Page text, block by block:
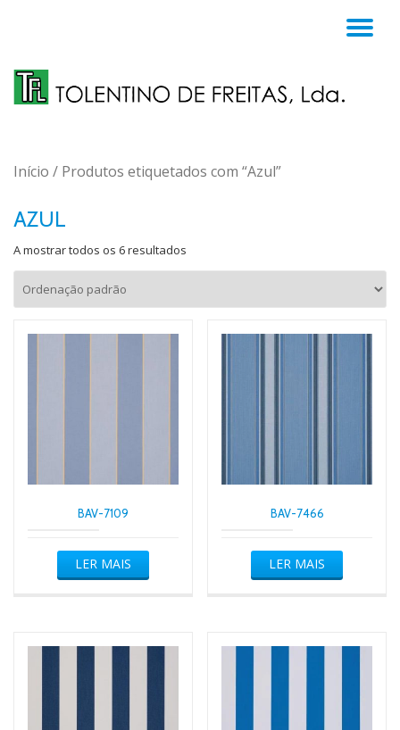
content
Início / Produtos etiquetados com “Azul”
AZUL
A mostrar todos os 6 resultados
BAV-7109
LER MAIS
BAV-7466
LER MAIS